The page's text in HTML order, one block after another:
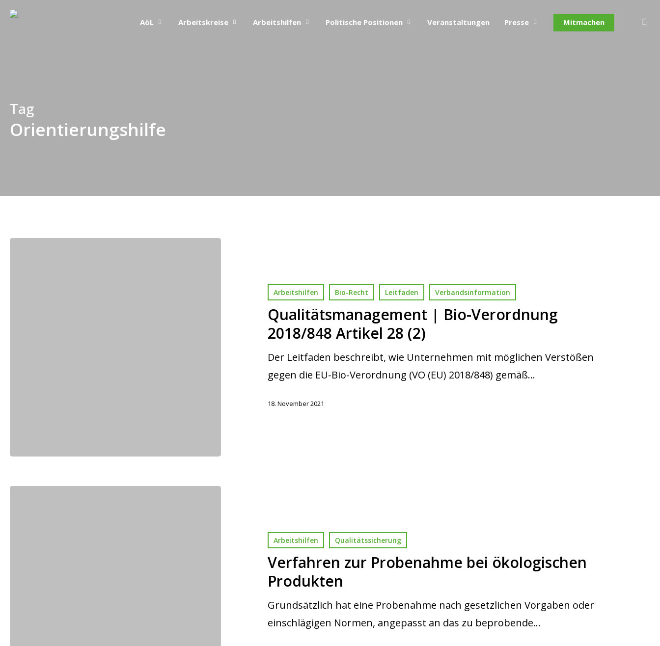
Skip
AöL Arbeitskreise Arbeitshilfen Politische Positionen Veranstaltungen Presse Mitmachen
Tag
Orientierungshilfe
Arbeitshilfen Bio-Recht Leitfaden Verbandsinformation
Qualitätsmanagement | Bio-Verordnung
2018/848 Artikel 28 (2)
Der Leitfaden beschreibt, wie Unternehmen mit möglichen Verstößen
gegen die EU-Bio-Verordnung (VO (EU) 2018/848) gemäß…
18. November 2021
Arbeitshilfen Qualitätssicherung
Verfahren zur Probenahme bei ökologischen
Produkten
Grundsätzlich hat eine Probenahme nach gesetzlichen Vorgaben oder
einschlägigen Normen, angepasst an das zu beprobende…